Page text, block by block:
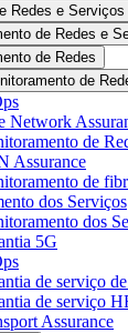
Redes e Serviços
de Redes e
de Redes
de
Network
de
Assurance
de
dos Serviços
dos
5G
de serviço
de serviço
Assurance